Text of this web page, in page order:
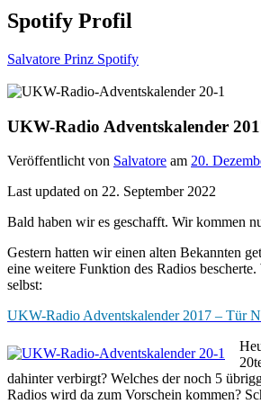
Spotify Profil
Salvatore Prinz Spotify
UKW-Radio Adventskalender
Veröffentlicht von Salvatore am 20.
Last updated on 22. September 2022
Bald haben wir es geschafft. Wir kommen
Gestern hatten wir einen alten Bekannten
eine weitere Funktion des Radios bescherte.
selbst:
UKW-Radio Adventskalender 2017 – Tür
dahinter verbirgt? Welches der noch 5
Radios wird da zum Vorschein kommen?